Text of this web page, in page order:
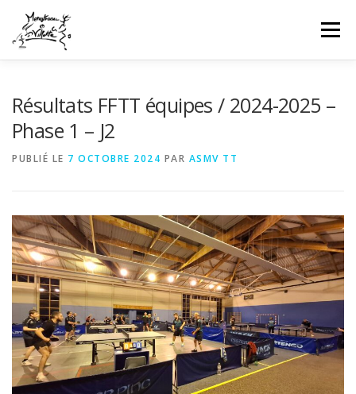
contenu
Menu
Résultats FFTT équipes / 2024-2025 –
Phase 1 – J2
PUBLIÉ LE 7 OCTOBRE 2024 PAR ASMV TT